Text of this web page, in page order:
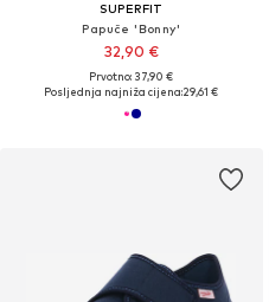
SUPERFIT
Papuče 'Bonny'
32,90 €
Prvotno: 37,90 €
Posljednja najniža cijena:29,61 €